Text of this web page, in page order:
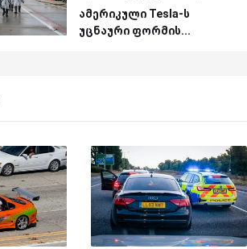
ამერიკული Tesla-ს
უცნაური ფორმის...